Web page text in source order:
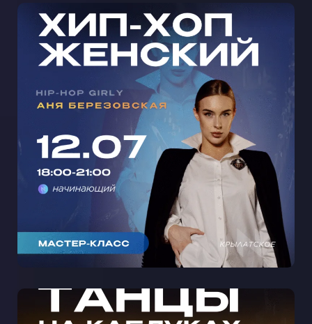
МАСТЕР-КЛАСС ЖЕНСКИЙ ХИП-
ХОП С АНЕЙ БЕРЕЗОВСКОЙ В
КРЫЛАТСКОМ 🩵